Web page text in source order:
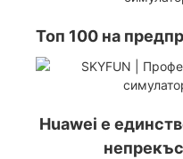
Топ 100 на
Huawei е